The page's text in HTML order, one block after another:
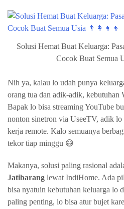
Solusi Hemat Buat Keluarga:
Cocok Buat Semua
Nih ya, kalau lo udah punya
orang tua dan adik-adik,
Bapak lo bisa streaming YouTube
nonton sinetron via UseeTV, adik
kerja remote. Kalo semuanya
tekor tiap minggu 😅
Makanya, solusi paling rasional
Jatibarang lewat IndiHome. Ada
bisa nyatuin kebutuhan keluarga lo
paling penting, lo bisa atur bujet